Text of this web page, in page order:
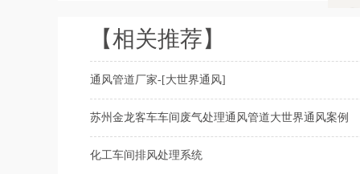
【相关推荐】
通风管道厂家-[大世界通风]
苏州金龙客车车间废气处理通风管道大世界通风案例
化工车间排风处理系统